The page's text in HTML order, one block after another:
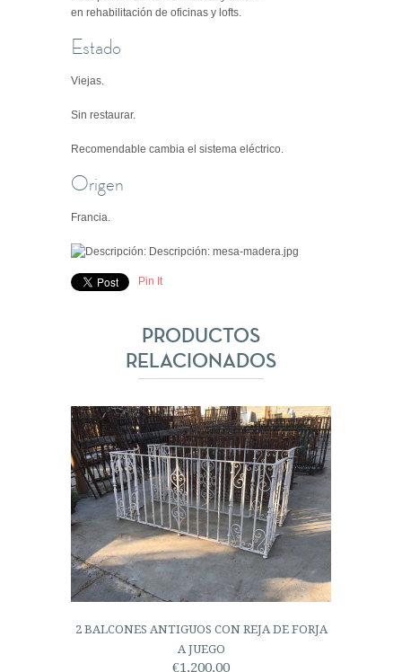
en rehabilitación de oficinas y lofts.
Estado
Viejas.
Sin restaurar.
Recomendable cambia el sistema eléctrico.
Origen
Francia.
Pin It
PRODUCTOS
RELACIONADOS
2 BALCONES ANTIGUOS CON REJA DE FORJA
A JUEGO
€1,200.00